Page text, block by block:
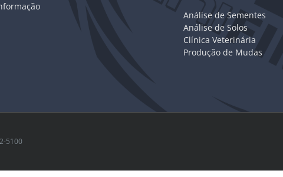
Análise de Sementes
Análise de Solos
Clínica Veterinária
Produção de Mudas
5100